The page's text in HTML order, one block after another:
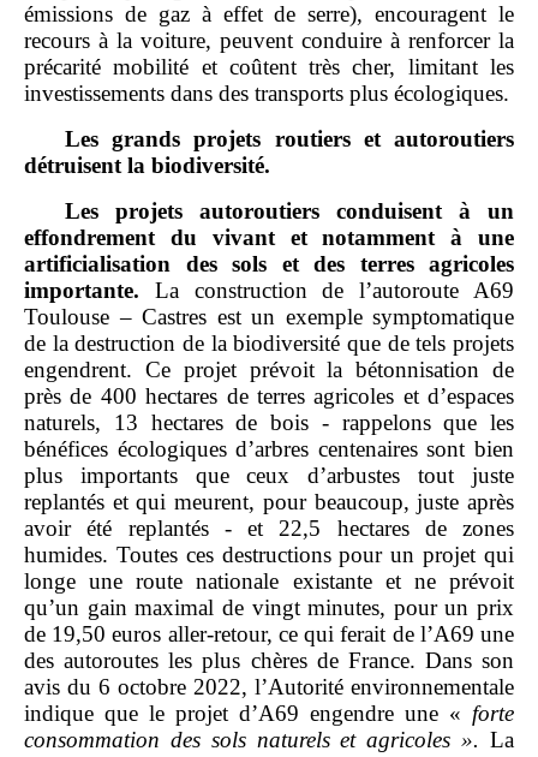
émissions de gaz à effet de serre), encouragent le
recours à la voiture, peuvent conduire à renforcer la
précarité mobilité et coûtent très cher, limitant les
investissements dans des transports plus écologiques.
Les grands projets routiers et autoroutiers
détruisent la biodiversité.
Les projets autoroutiers conduisent à un
effondrement du vivant et notamment à une
artificialisation des sols et des terres agricoles
importante. La construction de l’autoroute A69
Toulouse – Castres est un exemple symptomatique
de la destruction de la biodiversité que de tels projets
engendrent. Ce projet prévoit la bétonnisation de
près de 400 hectares de terres agricoles et d’espaces
naturels, 13 hectares de bois ‑ rappelons que les
bénéfices écologiques d’arbres centenaires sont bien
plus importants que ceux d’arbustes tout juste
replantés et qui meurent, pour beaucoup, juste après
avoir été replantés ‑ et 22,5 hectares de zones
humides. Toutes ces destructions pour un projet qui
longe une route nationale existante et ne prévoit
qu’un gain maximal de vingt minutes, pour un prix
de 19,50 euros aller‑retour, ce qui ferait de l’A69 une
des autoroutes les plus chères de France. Dans son
avis du 6 octobre 2022, l’Autorité environnementale
indique que le projet d’A69 engendre une « forte
consommation des sols naturels et agricoles ». La